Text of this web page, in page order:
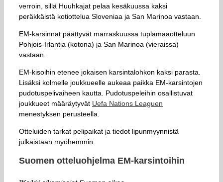
verroin, sillä Huuhkajat pelaa kesäkuussa kaksi
peräkkäistä kotiottelua Sloveniaa ja San Marinoa vastaan.
EM-karsinnat päättyvät marraskuussa tuplamaaotteluun
Pohjois-Irlantia (kotona) ja San Marinoa (vieraissa)
vastaan.
EM-kisoihin etenee jokaisen karsintalohkon kaksi parasta.
Lisäksi kolmelle joukkueelle aukeaa paikka EM-karsintojen
pudotuspelivaiheen kautta. Pudotuspeleihin osallistuvat
joukkueet määräytyvät Uefa Nations Leaguen
menestyksen perusteella.
Otteluiden tarkat pelipaikat ja tiedot lipunmyynnistä
julkaistaan myöhemmin.
Suomen otteluohjelma EM-karsintoihin